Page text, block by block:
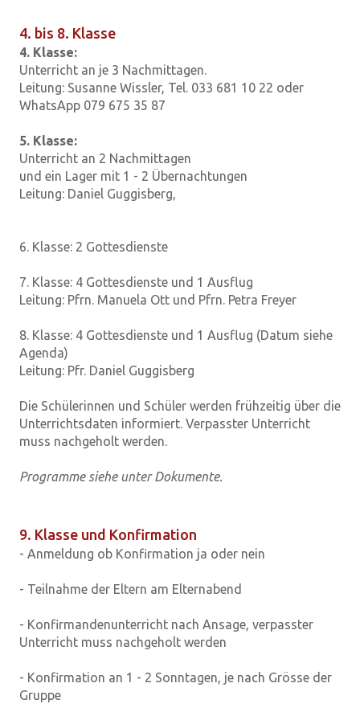
4. bis 8. Klasse
4. Klasse:
Unterricht an je 3 Nachmittagen.
Leitung: Susanne Wissler, Tel. 033 681 10 22 oder
WhatsApp 079 675 35 87
5. Klasse:
Unterricht an 2 Nachmittagen
und ein Lager mit 1 - 2 Übernachtungen
Leitung: Daniel Guggisberg,
6. Klasse: 2 Gottesdienste
7. Klasse: 4 Gottesdienste und 1 Ausflug
Leitung: Pfrn. Manuela Ott und Pfrn. Petra Freyer
8. Klasse: 4 Gottesdienste und 1 Ausflug (Datum siehe
Agenda)
Leitung: Pfr. Daniel Guggisberg
Die Schülerinnen und Schüler werden frühzeitig über die
Unterrichtsdaten informiert. Verpasster Unterricht
muss nachgeholt werden.
Programme siehe unter Dokumente.
9. Klasse und Konfirmation
- Anmeldung ob Konfirmation ja oder nein
- Teilnahme der Eltern am Elternabend
- Konfirmandenunterricht nach Ansage, verpasster
Unterricht muss nachgeholt werden
- Konfirmation an 1 - 2 Sonntagen, je nach Grösse der
Gruppe